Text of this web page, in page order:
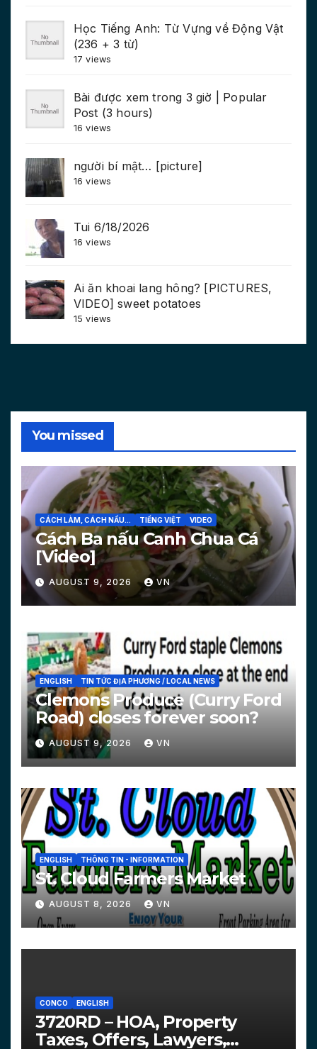
Học Tiếng Anh: Từ Vựng về Động Vật
(236 + 3 từ)
17 views
Bài được xem trong 3 giờ | Popular
Post (3 hours)
16 views
người bí mật… [picture]
16 views
Tui 6/18/2026
16 views
Ai ăn khoai lang hông? [PICTURES,
VIDEO] sweet potatoes
15 views
You missed
CÁCH LÀM, CÁCH NẤU... TIẾNG VIỆT VIDEO
Cách Ba nấu Canh Chua Cá
[Video]
AUGUST 9, 2026 VN
ENGLISH TIN TỨC ĐỊA PHƯƠNG / LOCAL NEWS
Clemons Produce (Curry Ford
Road) closes forever soon?
AUGUST 9, 2026 VN
ENGLISH THÔNG TIN - INFORMATION
St. Cloud Farmers Market
AUGUST 8, 2026 VN
CONCO ENGLISH
3720RD – HOA, Property
Taxes, Offers, Lawyers,